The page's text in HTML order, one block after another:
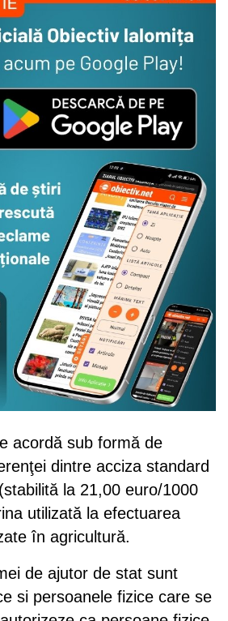
acordă sub formă de
dintre acciza standard
la 21,00 euro/1000
utilizată la efectuarea
în agricultură.
de ajutor de stat sunt
si persoanele fizice care se